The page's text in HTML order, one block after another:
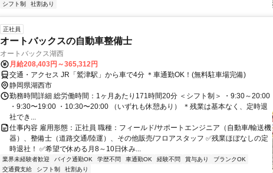
シフト制
社割あり
正社員
オートバックスの自動車整備士
オートバックス湖西
月給208,403円～365,312円
交通・アクセス JR「鷲津駅」から車で4分 ＊車通勤OK！(無料駐車場完備)
静岡県湖西市
勤務時間詳細 総労働時間：1ヶ月あたり171時間20分 ＜シフト制＞ ・9:30～20:00
・9:30〜19:00 ・10:30〜20:00 （いずれも休憩あり） ＊残業は基本なく、定時退
社でき...
仕事内容 雇用形態：正社員 職種：フィールド/サポートエンジニア（自動車/輸送機
器）、整備士（道路交通/陸運）、その他販売/フロアスタッフ ✅残業ほぼなしの定
時退社！ ✅希望で休める月8～10日休み...
業界未経験者歓迎 バイク通勤OK 学歴不問 車通勤OK 経験不問 賞与あり
ブランクOK
交通費支給
シフト制 社割あり